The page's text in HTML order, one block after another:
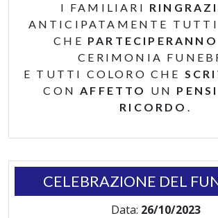
I FAMILIARI
ANTICIPATAMENTE TUTTI
CHE PARTECIPERANNO
CERIMONIA
E TUTTI COLORO CHE
CONAFFETTO UN
RICORDO .
CELEBRAZIONE DEL
Data: 26/10/2023